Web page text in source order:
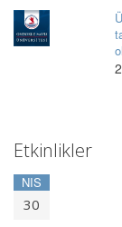
Etkinlikler
NIS
30